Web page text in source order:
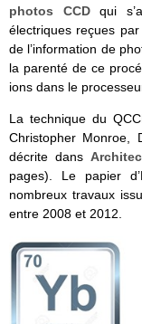
photos CCDqui
électriques reçues
de l’information de
la parenté de ce
ions dans le
La technique du
Christopher Monroe,
décrite dans
pages). Le papier
nombreux travaux
entre 2008 et 2012.